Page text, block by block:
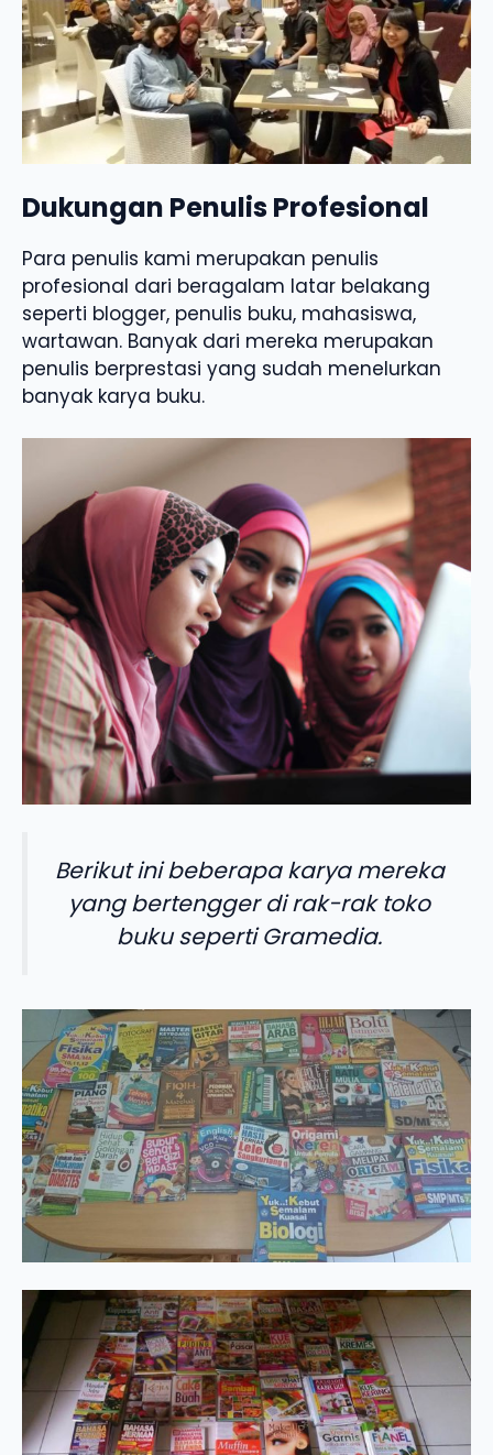
Dukungan Penulis Profesional
Para penulis kami merupakan penulis
profesional dari beragalam latar belakang
seperti blogger, penulis buku, mahasiswa,
wartawan. Banyak dari mereka merupakan
penulis berprestasi yang sudah menelurkan
banyak karya buku.
Berikut ini beberapa karya mereka
yang bertengger di rak-rak toko
buku seperti Gramedia.